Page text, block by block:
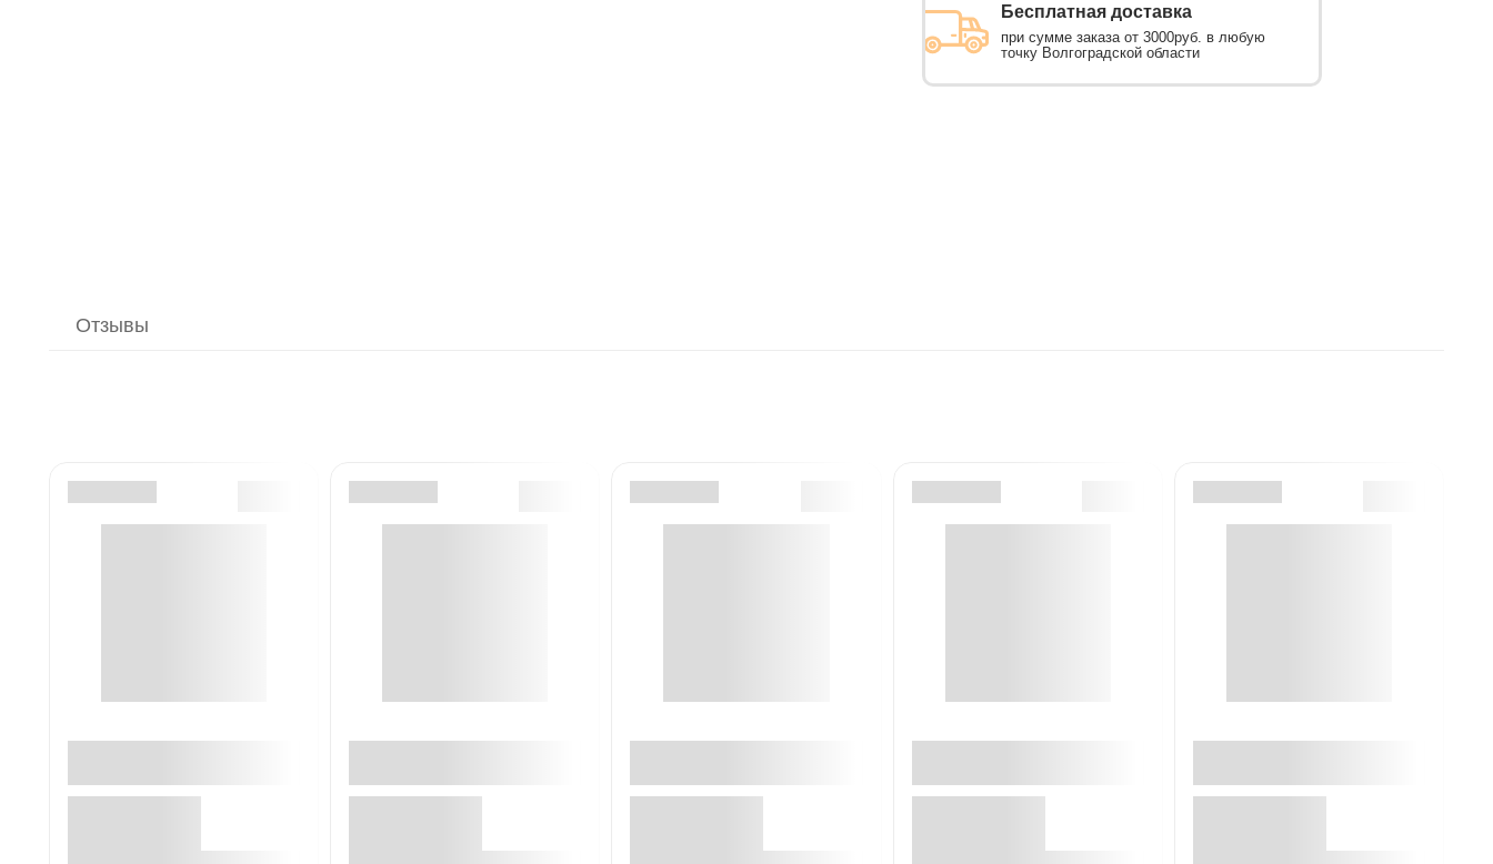
Бесплатная доставка
при сумме заказа от 3000руб. в любую
точку Волгоградской области
Отзывы